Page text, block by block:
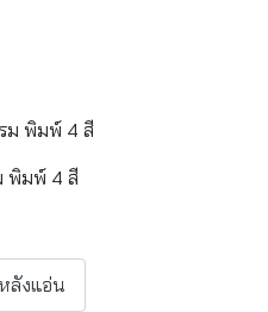
ม พิมพ์ 4 สี
พิมพ์ 4 สี
ลังแอ่น